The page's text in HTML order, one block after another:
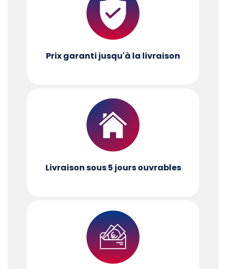
Prix garanti jusqu'à la livraison
Livraison sous 5 jours ouvrables